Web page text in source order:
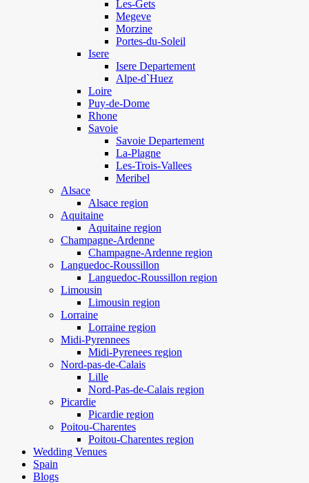
Les-Gets
Megeve
Morzine
Portes-du-Soleil
Isere
Isere Departement
Alpe-d`Huez
Loire
Puy-de-Dome
Rhone
Savoie
Savoie Departement
La-Plagne
Les-Trois-Vallees
Meribel
Alsace
Alsace region
Aquitaine
Aquitaine region
Champagne-Ardenne
Champagne-Ardenne region
Languedoc-Roussillon
Languedoc-Roussillon region
Limousin
Limousin region
Lorraine
Lorraine region
Midi-Pyrennees
Midi-Pyrenees region
Nord-pas-de-Calais
Lille
Nord-Pas-de-Calais region
Picardie
Picardie region
Poitou-Charentes
Poitou-Charentes region
Wedding Venues
Spain
Blogs